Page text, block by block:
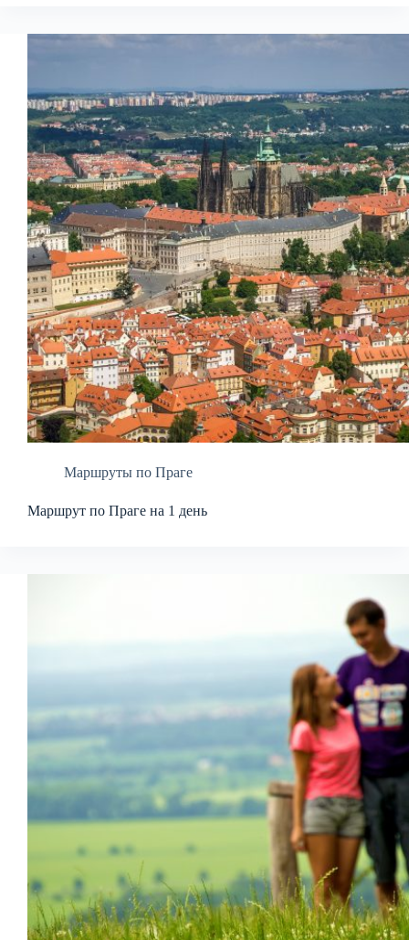
Маршруты по Праге
Маршрут по Праге на 1 день